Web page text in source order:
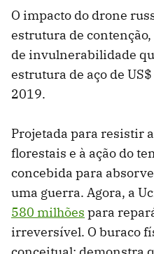
O impacto do drone
estrutura de
de invulnerabilidade
estrutura de aço de
2019.
Projetada para resistir
florestais e à ação do
concebida para
uma guerra. Agora, a
580 milhões para
irreversível. O buraco